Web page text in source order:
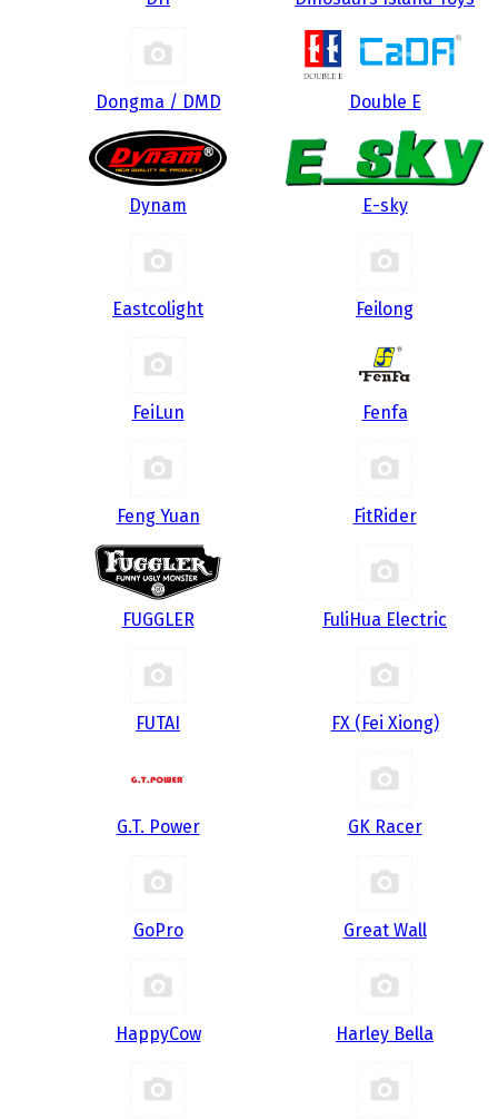
Dongma / DMD Double E
Dynam E-sky
Eastcolight Feilong
FeiLun Fenfa
Feng Yuan FitRider
FUGGLER FuliHua Electric
FUTAI FX (Fei Xiong)
G.T. Power GK Racer
GoPro Great Wall
HappyCow Harley Bella